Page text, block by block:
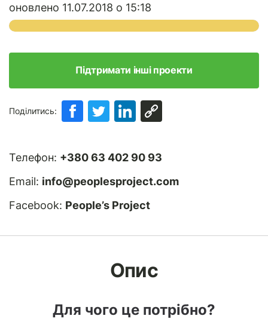
оновлено 11.07.2018 о 15:18
Підтримати інші проекти
Поділитись:
Телефон: +380 63 402 90 93
Email: info@peoplesproject.com
Facebook: People’s Project
Опис
Для чого це потрібно?